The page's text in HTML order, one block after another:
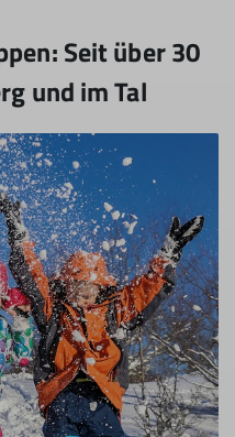
Seit über 30
und im Tal